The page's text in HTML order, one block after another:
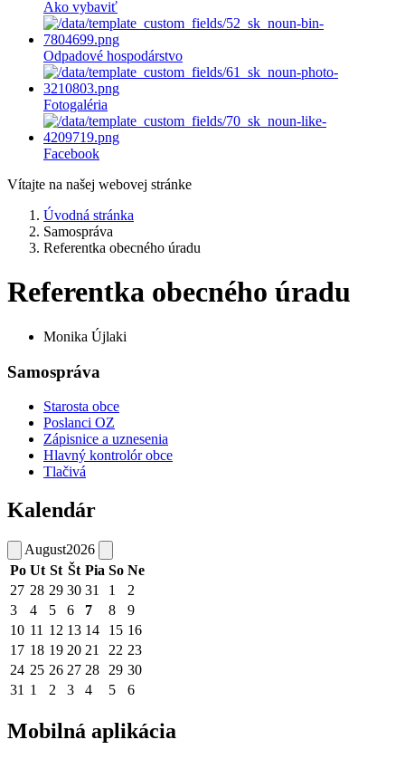
Ako vybaviť
Odpadové hospodárstvo
Fotogaléria
Facebook
Vítajte na našej webovej stránke
Úvodná stránka
Samospráva
Referentka obecného úradu
Referentka obecného úradu
Monika Újlaki
Samospráva
Starosta obce
Poslanci OZ
Zápisnice a uznesenia
Hlavný kontrolór obce
Tlačivá
Kalendár
August2026
Po Ut St Št Pia So Ne
27 28 29 30 31 1
2
3
4 5 6 7 8
9
10 11 12 13 14 15 16
17 18 19 20 21 22 23
24 25 26 27 28 29 30
31 1 2 3 4 5 6
Mobilná aplikácia